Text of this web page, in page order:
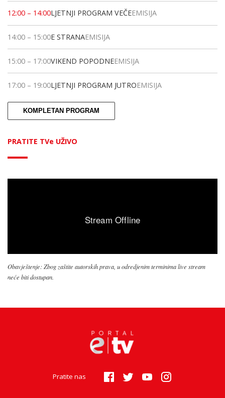
12:00 – 14:00LJETNJI PROGRAM VEČEEMISIJA
14:00 – 15:00E STRANAEMISIJA
15:00 – 17:00VIKEND POPODNEEMISIJA
17:00 – 19:00LJETNJI PROGRAM JUTROEMISIJA
KOMPLETAN PROGRAM
PRATITE TVe UŽIVO
Obavještenje: Zbog zaštite autorskih prava, u odredjenim terminima live stream
neće biti dostupan.
Pratite nas